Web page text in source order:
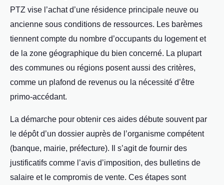
PTZ vise l’achat d’une résidence principale neuve ou
ancienne sous conditions de ressources. Les barèmes
tiennent compte du nombre d’occupants du logement et
de la zone géographique du bien concerné. La plupart
des communes ou régions posent aussi des critères,
comme un plafond de revenus ou la nécessité d’être
primo-accédant.
La démarche pour obtenir ces aides débute souvent par
le dépôt d’un dossier auprès de l’organisme compétent
(banque, mairie, préfecture). Il s’agit de fournir des
justificatifs comme l’avis d’imposition, des bulletins de
salaire et le compromis de vente. Ces étapes sont